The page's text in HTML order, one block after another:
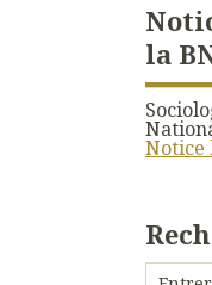
la
Notice